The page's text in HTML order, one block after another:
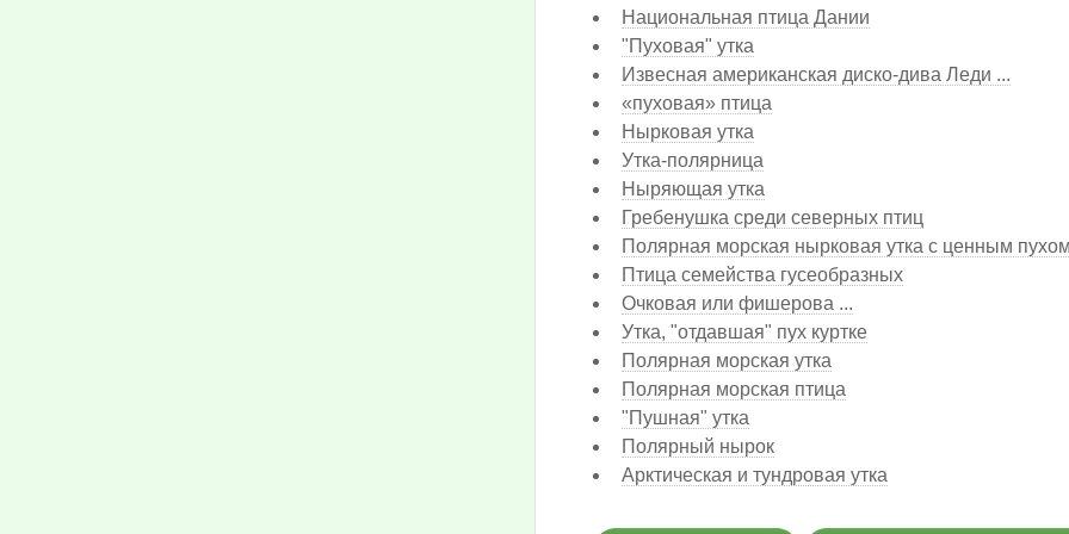
Национальная птица Дании
"Пуховая" утка
Извесная американская диско-дива Леди ...
«пуховая» птица
Нырковая утка
Утка-полярница
Ныряющая утка
Гребенушка среди северных птиц
Полярная морская нырковая утка с ценным
Птица семейства гусеобразных
Очковая или фишерова ...
Утка, "отдавшая" пух куртке
Полярная морская утка
Полярная морская птица
"Пушная" утка
Полярный нырок
Арктическая и тундровая утка